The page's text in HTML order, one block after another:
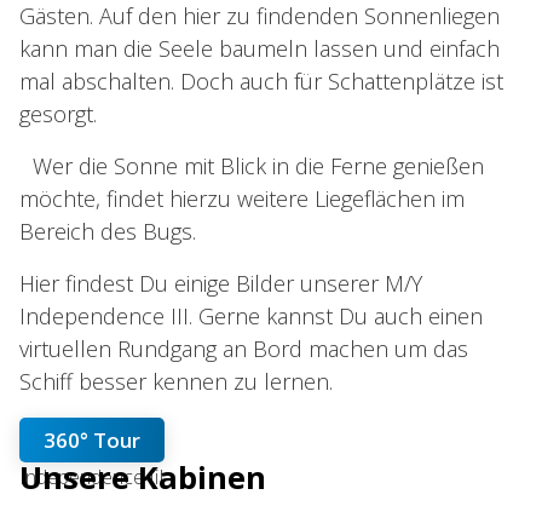
Gästen. Auf den hier zu findenden Sonnenliegen
kann man die Seele baumeln lassen und einfach
mal abschalten. Doch auch für Schattenplätze ist
gesorgt.
Wer die Sonne mit Blick in die Ferne genießen
möchte, findet hierzu weitere Liegeflächen im
Bereich des Bugs.
Hier findest Du einige Bilder unserer M/Y
Independence III. Gerne kannst Du auch einen
virtuellen Rundgang an Bord machen um das
Schiff besser kennen zu lernen.
360° Tour
Independence IiI
Unsere Kabinen